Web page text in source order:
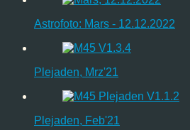
Astrofoto: Mars - 12.12.2022
Plejaden, Mrz'21
Plejaden, Feb'21